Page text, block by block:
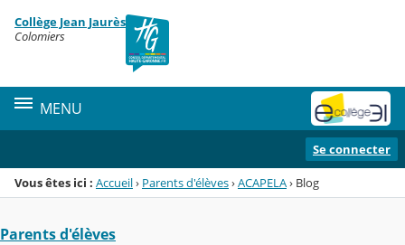
Menu de la rubrique
Contenu
Collège Jean Jaurès
Colomiers
MENU
Se connecter
Vous êtes ici : Accueil› Parents d'élèves›ACAPELA› Blog
Parents d'élèves